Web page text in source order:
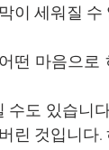
이 세워질 수
떤 마음으로
도 있습니
린 것입니다.